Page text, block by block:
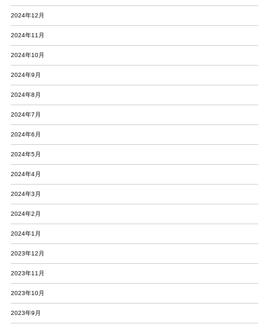
2024年12月
2024年11月
2024年10月
2024年9月
2024年8月
2024年7月
2024年6月
2024年5月
2024年4月
2024年3月
2024年2月
2024年1月
2023年12月
2023年11月
2023年10月
2023年9月